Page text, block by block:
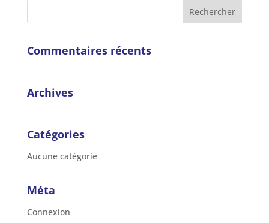
Commentaires récents
Archives
Catégories
Aucune catégorie
Méta
Connexion